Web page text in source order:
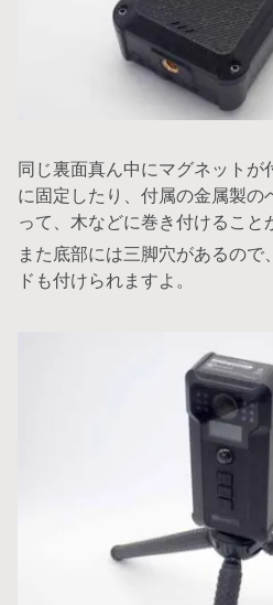
同じ裏面真ん中にマグネットが
に固定したり、付属の金属製の
って、木などに巻き付けること
また底部には三脚穴があるので
ドも付けられますよ。